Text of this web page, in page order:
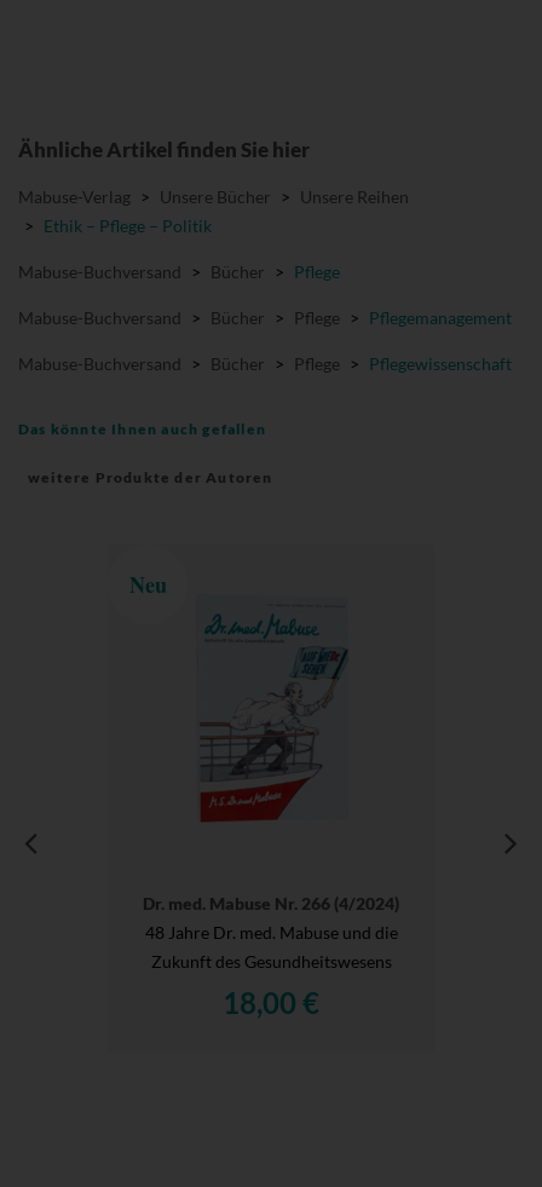
Ähnliche Artikel finden Sie hier
Mabuse-Verlag > Unsere Bücher > Unsere Reihen
> Ethik – Pflege – Politik
Mabuse-Buchversand > Bücher > Pflege
Mabuse-Buchversand > Bücher > Pflege > Pflegemanagement
Mabuse-Buchversand > Bücher > Pflege > Pflegewissenschaft
Das könnte Ihnen auch gefallen
weitere Produkte der Autoren
Neu
Dr. med. Mabuse Nr. 266 (4/2024)
48 Jahre Dr. med. Mabuse und die
Zukunft des Gesundheitswesens
18,00 €